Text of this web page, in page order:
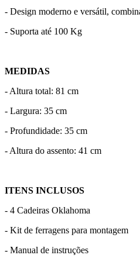
- Design moderno e versátil,
- Suporta até 100 Kg
MEDIDAS
- Altura total: 81 cm
- Largura: 35 cm
- Profundidade: 35 cm
- Altura do assento: 41 cm
ITENS INCLUSOS
- 4 Cadeiras Oklahoma
- Kit de ferragens para montagem
- Manual de instruções